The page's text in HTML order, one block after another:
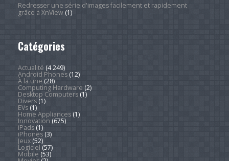
Redresser une série d'images facilement et rapidement
grâce à XnView(1)
Catégories
Actualité (4 249)
Android Phones(12)
À la une (28)
Computing Hardware (2)
Desktop Computers(1)
Divers(1)
EVs(1)
Home Appliances(1)
Innovation (675)
iPads(1)
iPhones(3)
Jeux(52)
Logiciel (57)
Mobile (53)